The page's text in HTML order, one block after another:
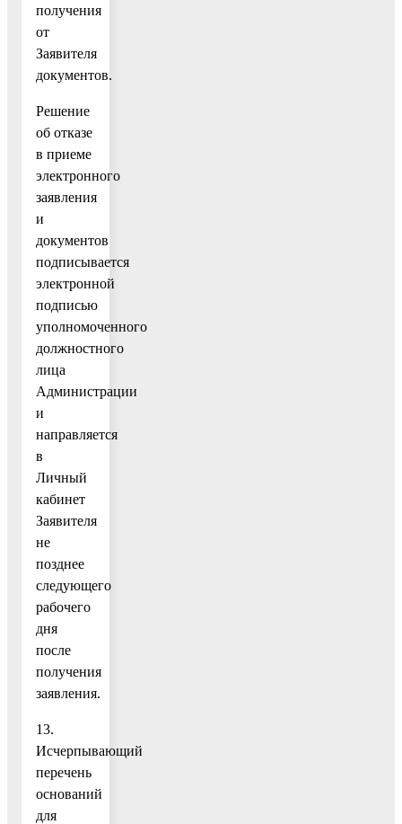
получения
от
Заявителя
документов.
Решение
об отказе
в приеме
электронного
заявления
и
документов
подписывается
электронной
подписью
уполномоченного
должностного
лица
Администрации
и
направляется
в
Личный
кабинет
Заявителя
не
позднее
следующего
рабочего
дня
после
получения
заявления.
13.
Исчерпывающий
перечень
оснований
для